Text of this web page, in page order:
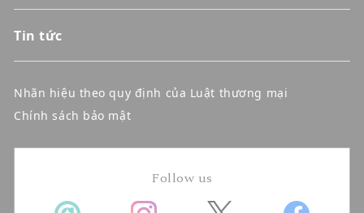
Tin tức
Follow us
Nhãn hiệu theo quy định của Luật thương mại
Chính sách bảo mật